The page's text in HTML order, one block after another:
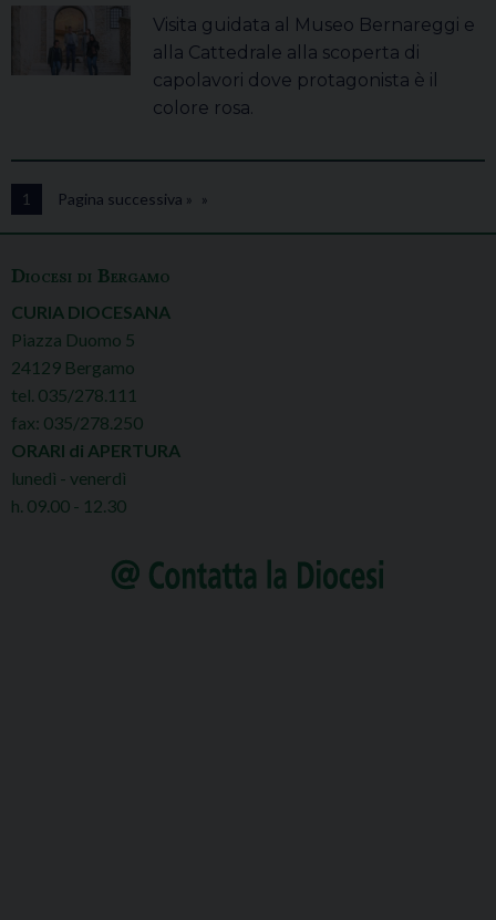
Visita guidata al Museo Bernareggi e
alla Cattedrale alla scoperta di
capolavori dove protagonista è il
colore rosa.
1 Pagina successiva »
Diocesi di Bergamo
CURIA DIOCESANA
Piazza Duomo 5
24129 Bergamo
tel. 035/278.111
fax: 035/278.250
ORARI di APERTURA
lunedì - venerdì
h. 09.00 - 12.30